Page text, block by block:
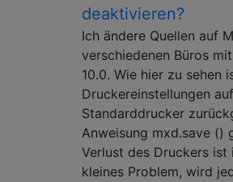
deaktivieren?
Ich ändere Quellen auf
verschiedenen Büros
10.0. Wie hier zu sehen
Druckereinstellungen
Standarddrucker
Anweisung mxd.save ()
Verlust des Druckers ist
kleines Problem, wird